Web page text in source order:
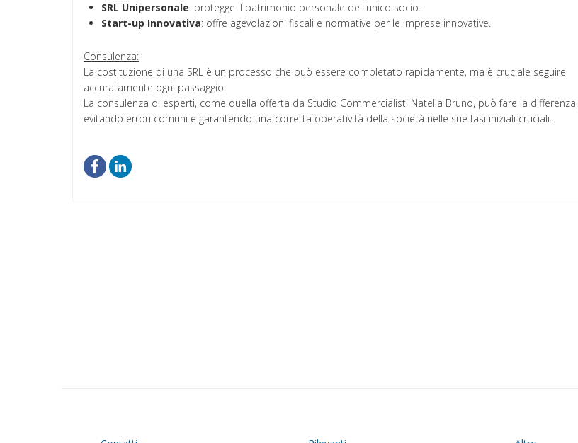
SRL Unipersonale: protegge il patrimonio personale dell'unico socio.
Start-up Innovativa: offre agevolazioni fiscali e normative per le imprese innovative.
Consulenza:
La costituzione di una SRL è un processo che può essere completato rapidamente, ma è cruciale seguire
accuratamente ogni passaggio.
La consulenza di esperti, come quella offerta da Studio Commercialisti Natella Bruno, può fare la differenza,
evitando errori comuni e garantendo una corretta operatività della società nelle sue fasi iniziali cruciali.